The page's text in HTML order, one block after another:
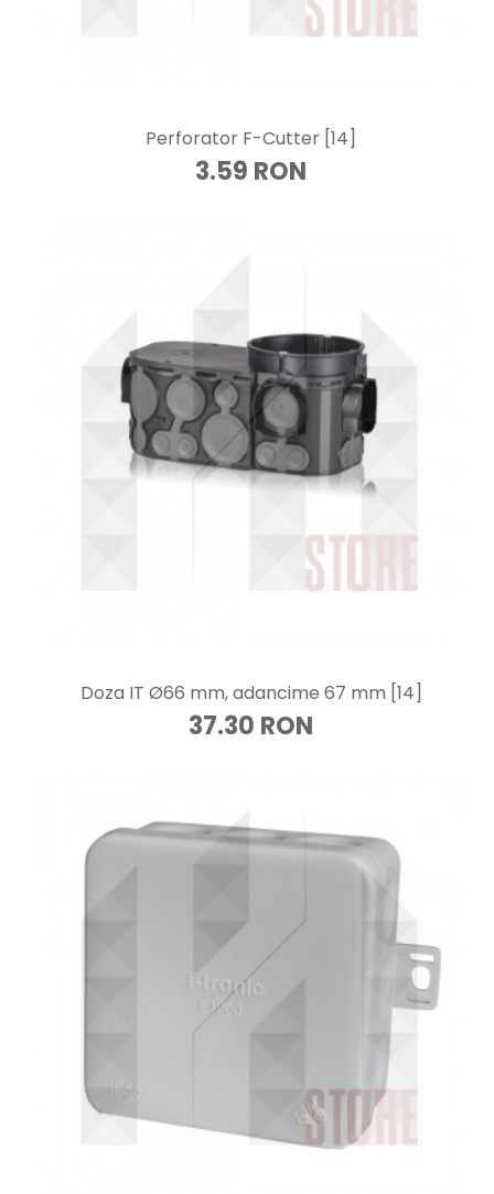
Perforator F-Cutter [14]
3.59 RON
Doza IT Ø66 mm, adancime 67 mm [14]
37.30 RON